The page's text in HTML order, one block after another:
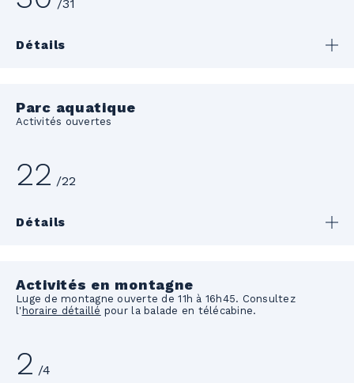
/31
Détails
Parc aquatique
Activités ouvertes
22 /22
Détails
Activités en montagne
Luge de montagne ouverte de 11h à 16h45. Consultez
l'horaire détaillé pour la balade en télécabine.
2 /4